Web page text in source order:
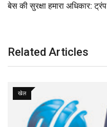
m
बेस की सुरक्षा हमारा अधिकार: ट्रंप
Related Articles
खेल